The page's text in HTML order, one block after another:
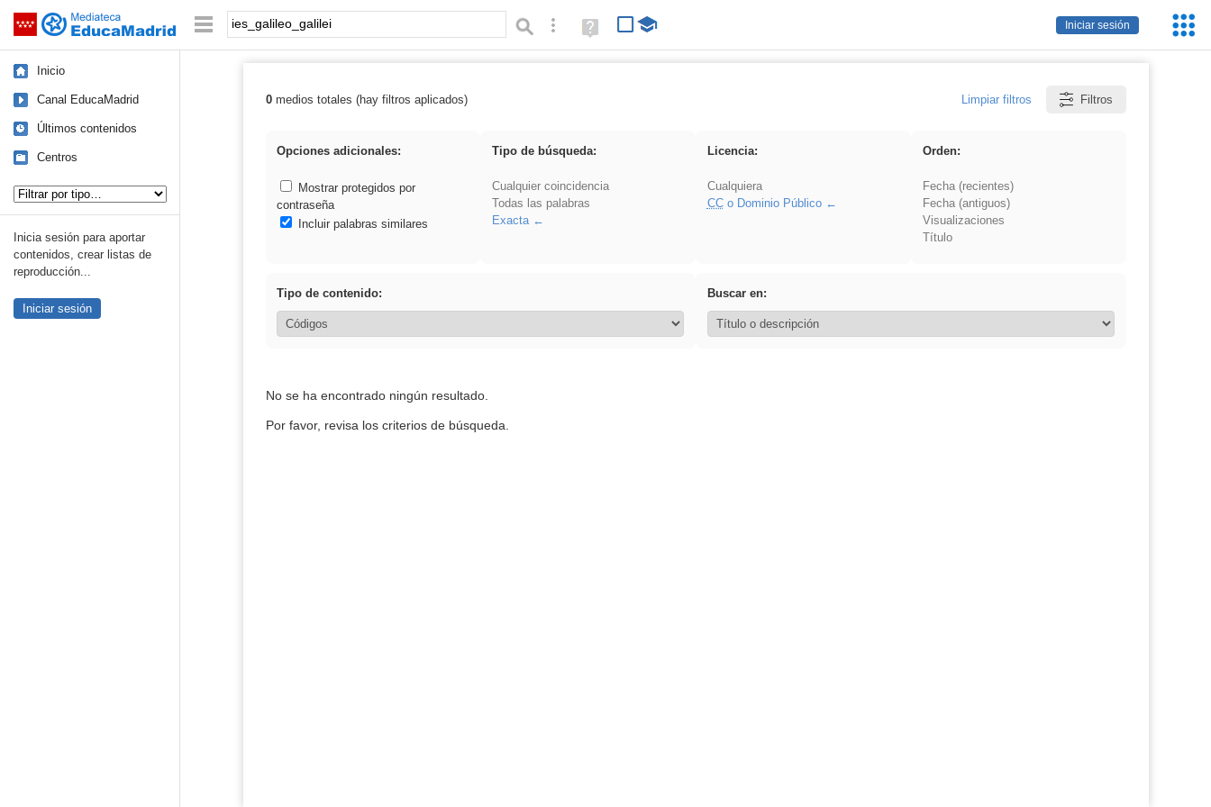
Saltar navegación
Iniciar sesión
Palabra o frase: Búsqueda avanzada
Ayuda
(en
Inicio
Canal EducaMadrid
Últimos contenidos
Centros
Inicia sesión para aportar
contenidos, crear listas de
reproducción...
Iniciar sesión
Resultados de: ies_galileo_galilei
0medios totales (hay filtros aplicados) Limpiar filtros Filtros
Opciones adicionales:
Mostrar protegidos por
contraseña
Incluir palabras similares
Tipo de búsqueda:
Cualquier coincidencia
Todas las palabras
Exacta
Licencia:
Cualquiera
CCo Dominio Público
Orden:
Fecha (recientes)
Fecha (antiguos)
Visualizaciones
Título
Tipo de contenido: Buscar en:
No se ha encontrado ningún resultado.
Por favor, revisa los criterios de búsqueda.